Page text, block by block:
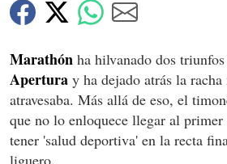
Marathón ha hilvanado dos
Apertura y ha dejado atrás la
atravesaba. Más allá de eso, el
que no lo enloquece llegar al
tener 'salud deportiva' en la recta